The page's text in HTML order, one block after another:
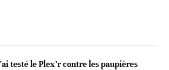
testé le Plex’r contre les paupières